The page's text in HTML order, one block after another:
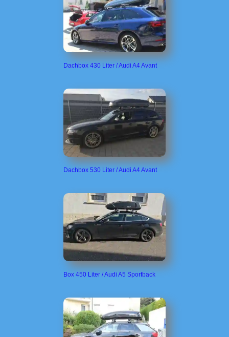
Dachbox 430 Liter / Audi A4 Avant
Dachbox 530 Liter / Audi A4 Avant
Box 450 Liter / Audi A5 Sportback